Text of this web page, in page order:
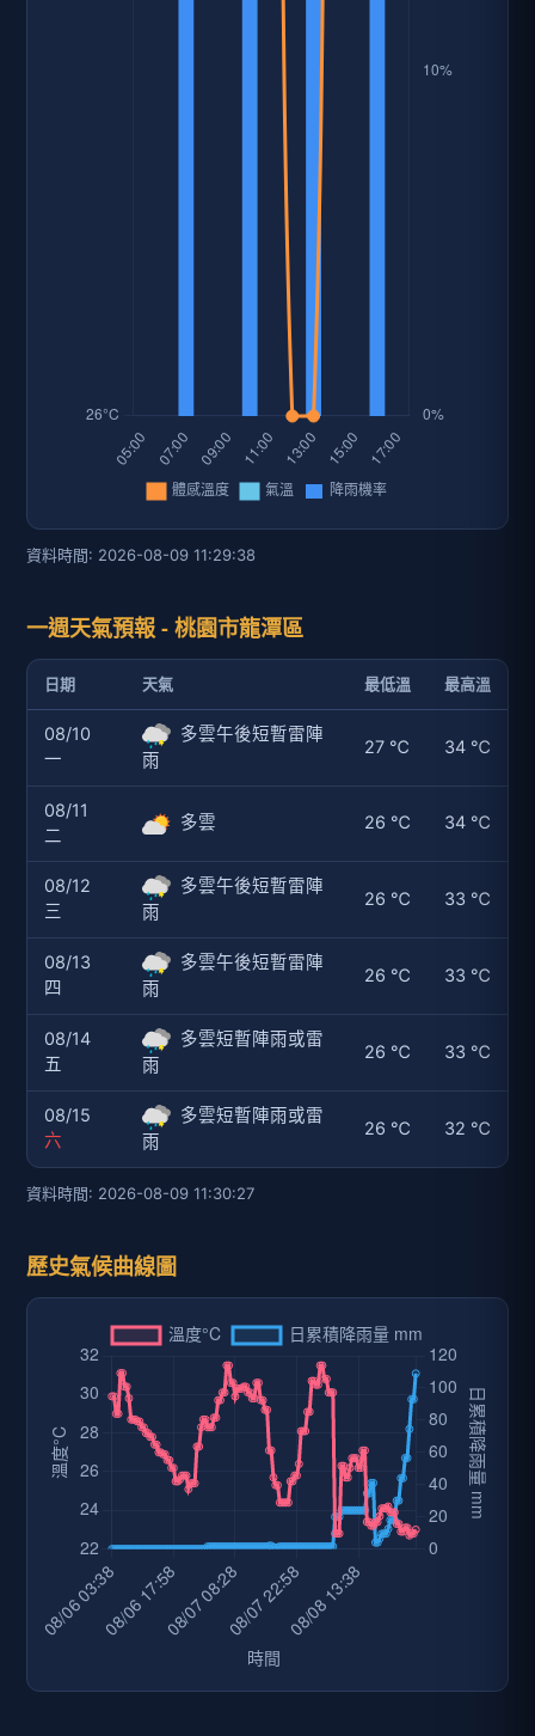
資料時間: 2026-08-09 11:29:38
一週天氣預報 - 桃園市龍潭區
日期 天氣 最低溫 最高溫
08/10
一
多雲午後短暫雷陣
雨
27 ℃ 34 ℃
08/11
二
多雲 26 ℃ 34 ℃
08/12
三
多雲午後短暫雷陣
雨
26 ℃ 33 ℃
08/13
四
多雲午後短暫雷陣
雨
26 ℃ 33 ℃
08/14
五
多雲短暫陣雨或雷
雨
26 ℃ 33 ℃
08/15
六
多雲短暫陣雨或雷
雨
26 ℃ 32 ℃
資料時間: 2026-08-09 11:30:27
歷史氣候曲線圖